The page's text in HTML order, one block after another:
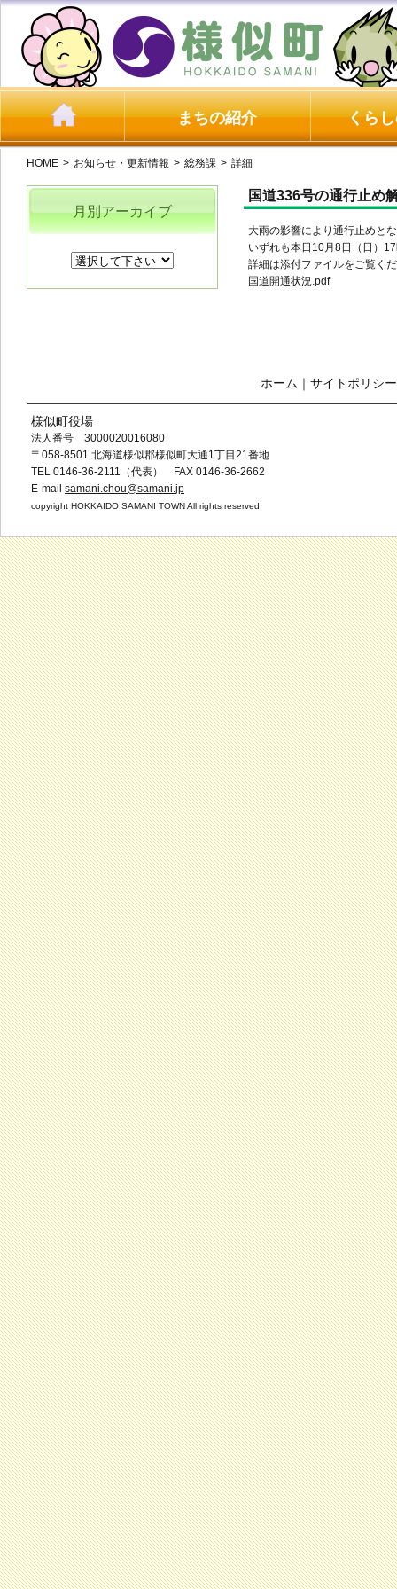
まちの紹介 くら
HOME > お知らせ・更新情報 > 総務課 > 詳細
国道336号の通行止め
大雨の影響により通行止めと
いずれも本日10月8日（日）
詳細は添付ファイルをご覧く
国道開通状況.pdf
月別アーカイブ
ホーム ｜ サイトポリシー
様似町役場
法人番号 3000020016080
〒058-8501 北海道様似郡様似町大通1丁目21番地
TEL 0146-36-2111（代表） FAX 0146-36-2662
E-mail samani.chou@samani.jp
copyright HOKKAIDO SAMANI TOWN All rights reserved.